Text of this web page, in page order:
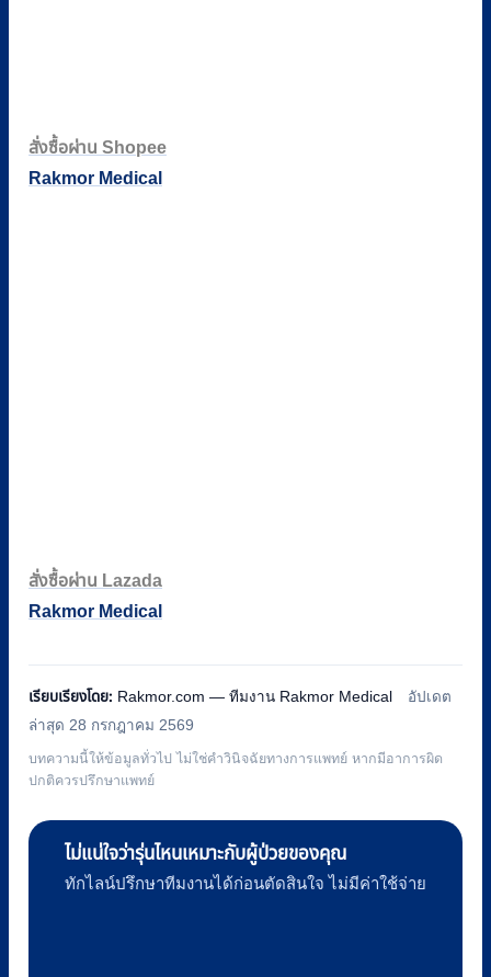
สั่งซื้อผ่าน Shopee
Rakmor Medical
สั่งซื้อผ่าน Lazada
Rakmor Medical
เรียบเรียงโดย: Rakmor.com — ทีมงาน Rakmor Medical
อัปเดต
ล่าสุด 28 กรกฎาคม 2569
บทความนี้ให้ข้อมูลทั่วไป ไม่ใช่คำวินิจฉัยทางการแพทย์ หากมีอาการผิด
ปกติควรปรึกษาแพทย์
ไม่แน่ใจว่ารุ่นไหนเหมาะกับผู้ป่วยของคุณ
ทักไลน์ปรึกษาทีมงานได้ก่อนตัดสินใจ ไม่มีค่าใช้จ่าย